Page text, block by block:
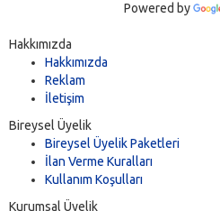
Powered by
Hakkımızda
Hakkımızda
Reklam
İletişim
Bireysel Üyelik
Bireysel Üyelik Paketleri
İlan Verme Kuralları
Kullanım Koşulları
Kurumsal Üyelik